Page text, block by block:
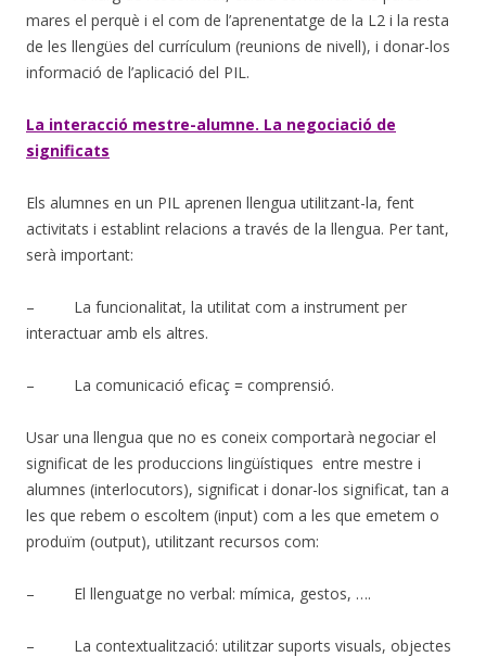
mares el perquè i el com de l’aprenentatge de la L2 i la resta
de les llengües del currículum (reunions de nivell), i donar-los
informació de l’aplicació del PIL.
La interacció mestre-alumne. La negociació de
significats
Els alumnes en un PIL aprenen llengua utilitzant-la, fent
activitats i establint relacions a través de la llengua. Per tant,
serà important:
– La funcionalitat, la utilitat com a instrument per
interactuar amb els altres.
– La comunicació eficaç = comprensió.
Usar una llengua que no es coneix comportarà negociar el
significat de les produccions lingüístiques entre mestre i
alumnes (interlocutors), significat i donar-los significat, tan a
les que rebem o escoltem (input) com a les que emetem o
produïm (output), utilitzant recursos com:
– El llenguatge no verbal: mímica, gestos, ….
– La contextualització: utilitzar suports visuals, objectes